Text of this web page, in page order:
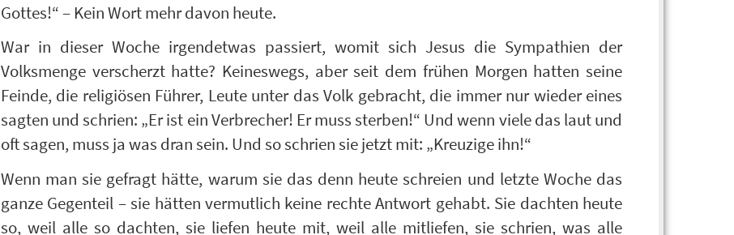
Gottes!“ – Kein Wort mehr davon heute.
War in dieser Woche irgendetwas passiert, womit sich Jesus die Sympathien der
Volksmenge verscherzt hatte? Keineswegs, aber seit dem frühen Morgen hatten seine
Feinde, die religiösen Führer, Leute unter das Volk gebracht, die immer nur wieder eines
sagten und schrien: „Er ist ein Verbrecher! Er muss sterben!“ Und wenn viele das laut und
oft sagen, muss ja was dran sein. Und so schrien sie jetzt mit: „Kreuzige ihn!“
Wenn man sie gefragt hätte, warum sie das denn heute schreien und letzte Woche das
ganze Gegenteil – sie hätten vermutlich keine rechte Antwort gehabt. Sie dachten heute
so, weil alle so dachten, sie liefen heute mit, weil alle mitliefen, sie schrien, was alle